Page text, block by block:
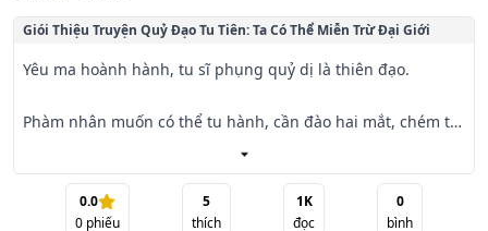
Giói Thiệu Truyện Quỷ Đạo Tu Tiên: Ta Có Thể Miễn Trừ Đại Giới
Yêu ma hoành hành, tu sĩ phụng quỷ dị là thiên đạo.
Phàm nhân muốn có thể tu hành, cần đào hai mắt, chém tứ
Xuyên qua mà đến Nhậm Thanh phát hiện tự mình bằng
vào thần thông, có thể miễn trừ tu hành đại giới.
0.0
0 phiếu
5
thích
1K
đọc
0
bình